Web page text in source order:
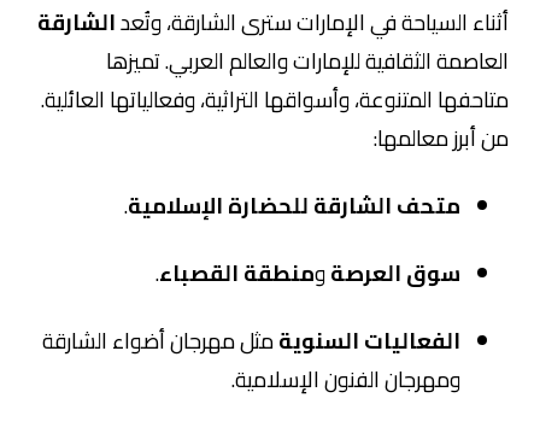
أثناء السياحة في الإمارات سترى الشارقة، وتُعدالشارقة
العاصمة الثقافية للإمارات والعالم العربي. تميزها
متاحفها المتنوعة، وأسواقها التراثية، وفعالياتها العائلية.
من أبرز معالمها:
متحف الشارقة للحضارة الإسلامية.
سوق العرصةومنطقة القصباء.
الفعاليات السنويةمثل مهرجان أضواء الشارقة
ومهرجان الفنون الإسلامية.